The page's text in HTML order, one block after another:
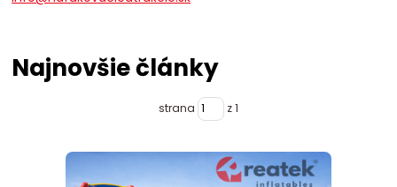
Najnovšie články
strana z 1